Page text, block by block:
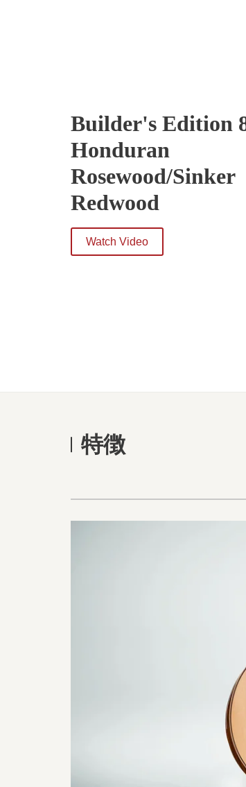
Builder's Edition
Honduran
Rosewood/Sinker
Redwood
Watch Video
特徴